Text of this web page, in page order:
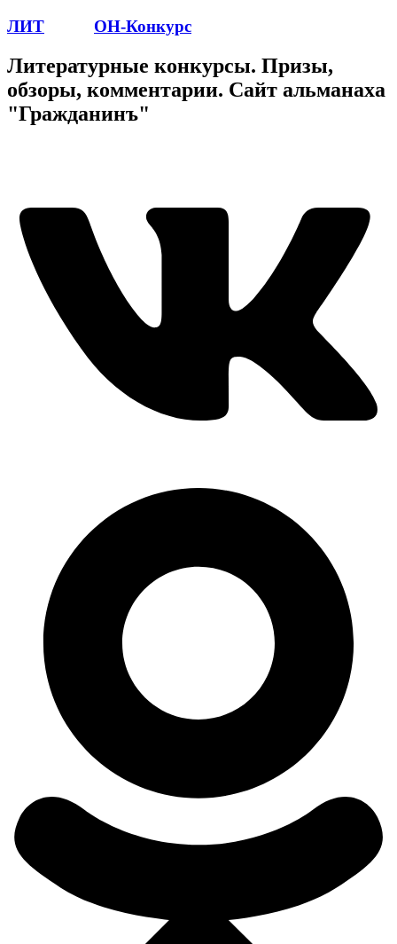
ЛИТ ОН-Конкурс
Литературные конкурсы. Призы,
обзоры, комментарии. Сайт альманаха
"Гражданинъ"